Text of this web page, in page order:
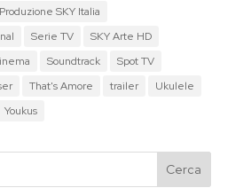
Produzione SKY Italia
Serie TV
SKY Arte HD
Soundtrack
Spot TV
That's Amore trailer
Ukulele
Youkus